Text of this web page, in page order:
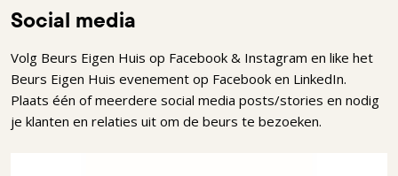
Social media
Volg Beurs Eigen Huis op Facebook & Instagram en like het
Beurs Eigen Huis evenement op Facebook en LinkedIn.
Plaats één of meerdere social media posts/stories en nodig
je klanten en relaties uit om de beurs te bezoeken.